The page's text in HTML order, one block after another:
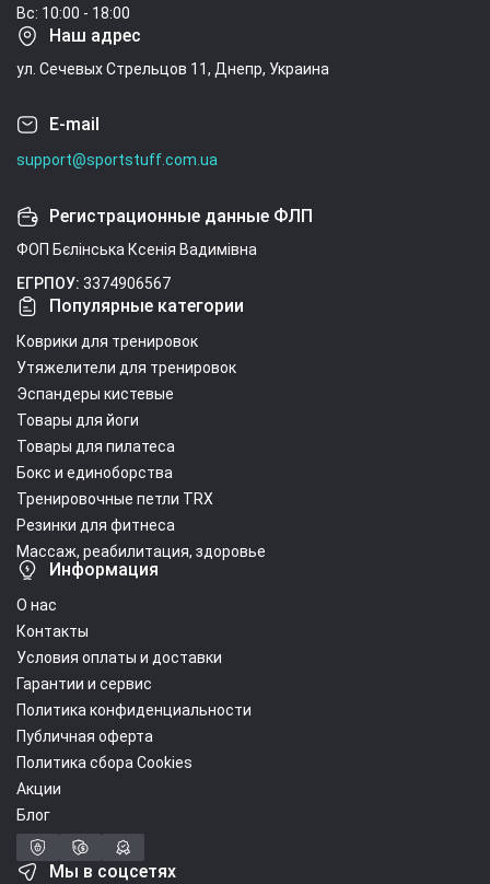
Вс: 10:00 - 18:00
Наш адрес
ул. Сечевых Стрельцов 11, Днепр, Украина
E-mail
support@sportstuff.com.ua
Регистрационные данные ФЛП
ФОП Бєлінська Ксенія Вадимівна
ЕГРПОУ: 3374906567
Популярные категории
Коврики для тренировок
Утяжелители для тренировок
Эспандеры кистевые
Товары для йоги
Товары для пилатеса
Бокс и единоборства
Тренировочные петли TRX
Резинки для фитнеса
Массаж, реабилитация, здоровье
Информация
О нас
Контакты
Условия оплаты и доставки
Гарантии и сервис
Политика конфиденциальности
Публичная оферта
Политика сбора Cookies
Акции
Блог
Мы в соцсетях